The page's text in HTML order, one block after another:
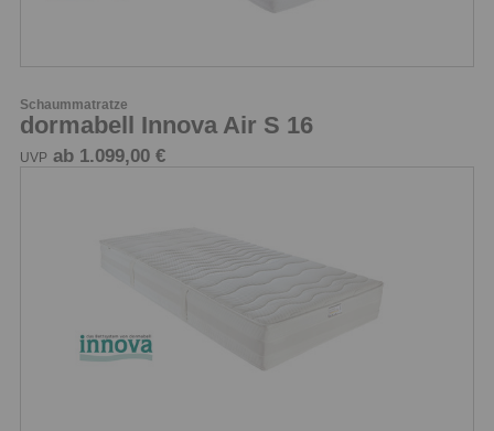
Schaummatratze
dormabell Innova Air S 16
UVP ab 1.099,00 €